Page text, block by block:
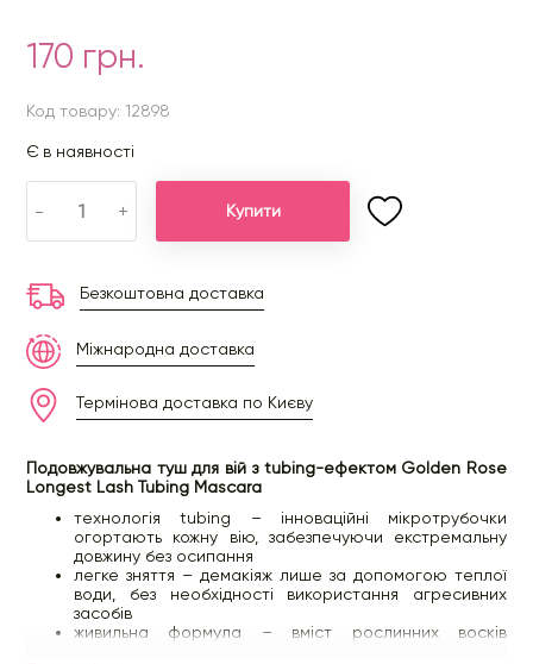
170 грн.
Код товару: 12898
Є в наявності
- + Купити
Безкоштовна доставка
Міжнародна доставка
Термінова доставка по Києву
Подовжувальна туш для вій з tubing-ефектом Golden Rose
Longest Lash Tubing Mascara
технологія tubing – інноваційні мікротрубочки
огортають кожну вію, забезпечуючи екстремальну
довжину без осипання
легке зняття – демакіяж лише за допомогою теплої
води, без необхідності використання агресивних
засобів
живильна формула – вміст рослинних восків